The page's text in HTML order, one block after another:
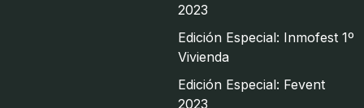
2023
Edición Especial: Inmofest 1º
Vivienda
Edición Especial: Fevent
2023